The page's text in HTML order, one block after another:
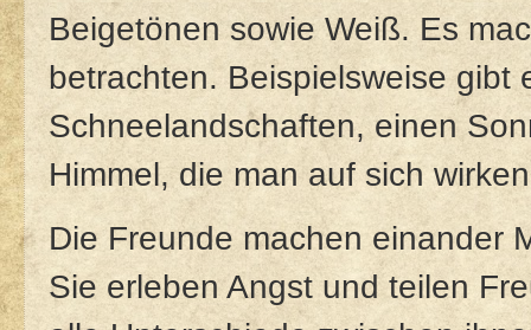
Beigetönen sowie Weiß. Es
betrachten. Beispielsweise gibt
Schneelandschaften, einen
Himmel, die man auf sich
Die Freunde machen einander
Sie erleben Angst und teilen